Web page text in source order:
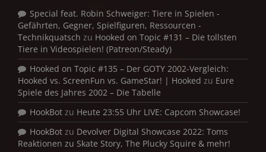
Special feat. Robin Schweiger: Tiere in Spielen -
Gefährten, Gegner, Spielfiguren, Ressourcen -
Technikquatsch zu Hooked on Topic #131 – Die tollsten
Tiere in Videospielen! (Patreon/Steady)
Hooked on Topic #135 – Der GOTY 2002-Vergleich:
Hooked vs. ScreenFun vs. GameStar! | Hooked zu Eure
Spiele des Jahres 2002 – Die Tabelle
HookBot zu Heute 23:55 Uhr LIVE: Capcom Showcase!
HookBot zu Devolver Digital Showcase 2022: Toms
Reaktionen zu Skate Story, The Plucky Squire & mehr!